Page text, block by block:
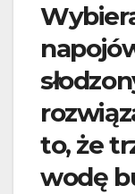
to, że
wodę